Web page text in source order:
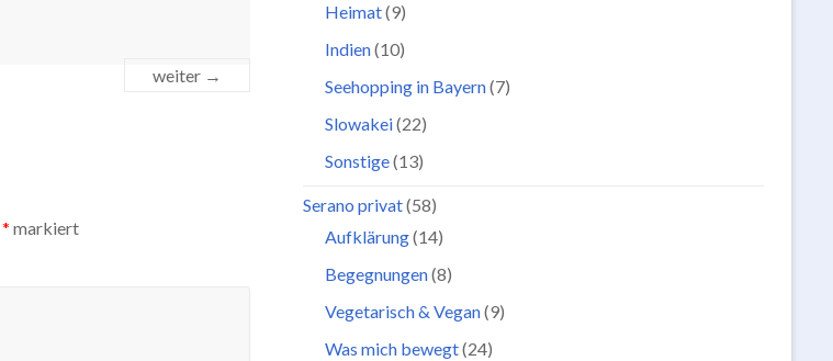
weiter →
* markiert
Heimat(9)
Indien(10)
Seehopping in Bayern(7)
Slowakei(22)
Sonstige(13)
Serano privat(58)
Aufklärung(14)
Begegnungen(8)
Vegetarisch & Vegan(9)
Was mich bewegt(24)